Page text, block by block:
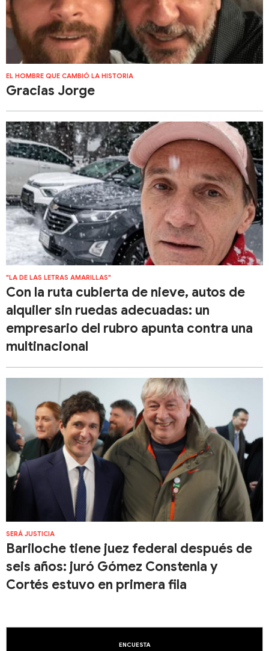
EL HOMBRE QUE CAMBIÓ LA HISTORIA
Gracias Jorge
"LA DE LAS LETRAS AMARILLAS"
Con la ruta cubierta de nieve, autos de
alquiler sin ruedas adecuadas: un
empresario del rubro apunta contra una
multinacional
SERÁ JUSTICIA
Bariloche tiene juez federal después de
seis años: juró Gómez Constenla y
Cortés estuvo en primera fila
ENCUESTA